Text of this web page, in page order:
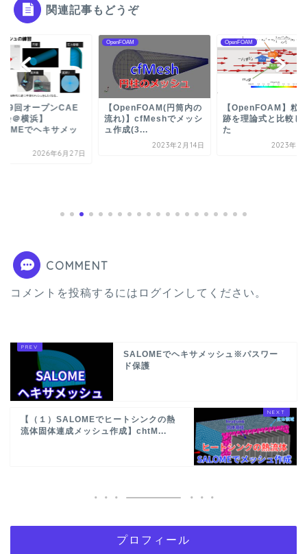
関連記事もどうぞ
19回オープンCAE
＠横浜】
でヘキサメッ
2026年6月27日
OpenFOAM
【OpenFOAM(円筒内の
流れ)】cfMeshでメッシ
ュ作成(3...
2023年2月14日
OpenFOAM
【OpenFOAM】粒
跡を理論式と比較し
た
2023年3
COMMENT
コメントを投稿するには ログイン してください。
SALOMEでヘキサメッシュ※パスワー
ド保護
【（１）SALOMEでヒートシンクの熱
流体固体連成メッシュ作成】chtM...
プロフィール